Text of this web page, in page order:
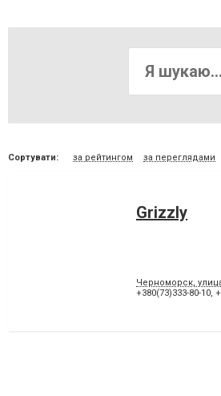
Сортувати: за рейтингом за переглядами
Grizzly
Черноморск,
+380(73)333-80-10,